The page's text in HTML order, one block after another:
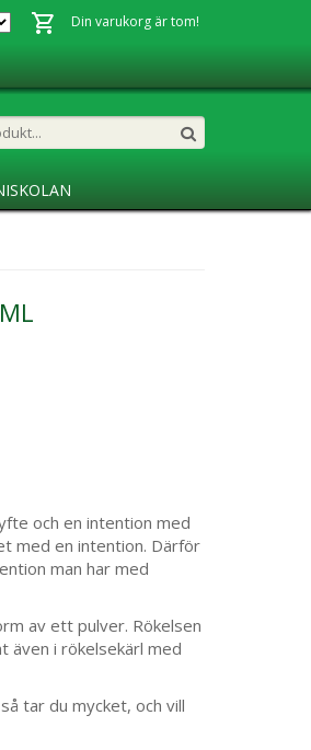
Din varukorg är tom!
och en intention med
med en intention. Därför
man har med
av ett pulver. Rökelsen
även i rökelsekärl med
tar du mycket, och vill